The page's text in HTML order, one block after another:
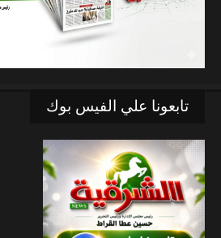
تابعونا علي الفيس بوك